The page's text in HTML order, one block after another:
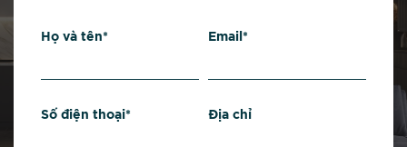
Họ và tên* Email*
Số điện thoại* Địa chỉ